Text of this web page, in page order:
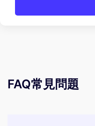
汽車車體險
泰安產物
FAQ常見問題